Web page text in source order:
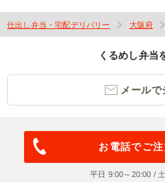
仕出し弁当・宅配デリバリー 大阪府
くるめし弁当
メールで
お電話でご
平日 9:00～20:00 /